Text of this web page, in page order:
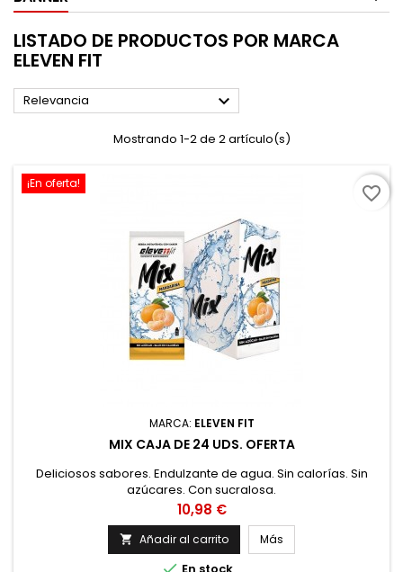
LISTADO DE PRODUCTOS POR MARCA
ELEVEN FIT
Relevancia 
Mostrando 1-2 de 2 artículo(s)
¡En oferta!
MARCA: ELEVEN FIT
MIX CAJA DE 24 UDS. OFERTA
Deliciosos sabores. Endulzante de agua. Sin calorías. Sin
azúcares. Con sucralosa.
Precio
10,98 €
 Añadir al carrito Más

favorite_border